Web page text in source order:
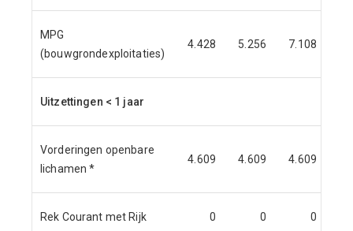
MPG
(bouwgrondexploitaties)
4.428 5.256 7.108
Uitzettingen < 1 jaar
Vorderingen openbare
lichamen *
4.609 4.609 4.609
Rek Courant met Rijk 0 0 0